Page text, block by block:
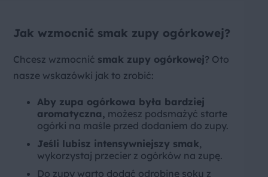
Jak wzmocnić smak zupy ogórkowej?
Chcesz wzmocnić smak zupy ogórkowej? Oto
nasze wskazówki jak to zrobić:
Aby zupa ogórkowa była bardziej
aromatyczna, możesz podsmażyć starte
ogórki na maśle przed dodaniem do zupy.
Jeśli lubisz intensywniejszy smak,
wykorzystaj przecier z ogórków na zupę.
Do zupy warto dodać odrobinę soku z